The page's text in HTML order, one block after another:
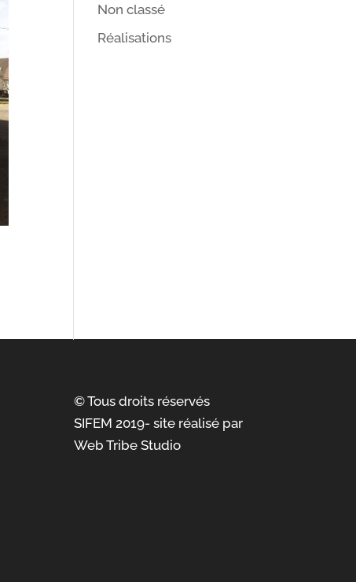
Non classé
Réalisations
© Tous droits réservés
SIFEM 2019- site réalisé par
Web Tribe Studio